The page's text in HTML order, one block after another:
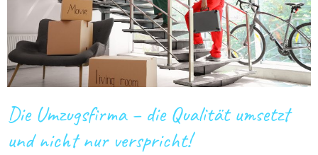
Die Umzugsfirma – die Qualität umsetzt
und nicht nur verspricht!